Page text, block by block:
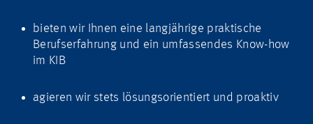
bieten wir Ihnen eine langjährige praktische
Berufserfahrung und ein umfassendes Know-how
im KIB
agieren wir stets lösungsorientiert und proaktiv